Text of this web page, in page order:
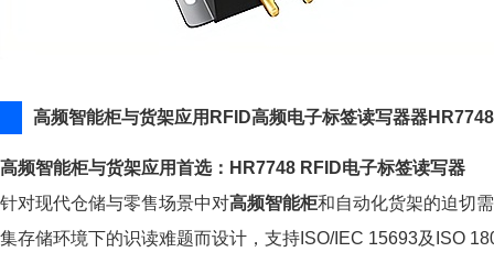
高频智能柜与货架应用RFID高频电子标签读写器器
高频智能柜与货架应用首选：HR7748 RFID电子标签读写器
针对现代仓储与零售场景中对高频智能柜和自动化货架的迫切
集存储环境下的识读难题而设计，支持ISO/IEC 15693及ISO